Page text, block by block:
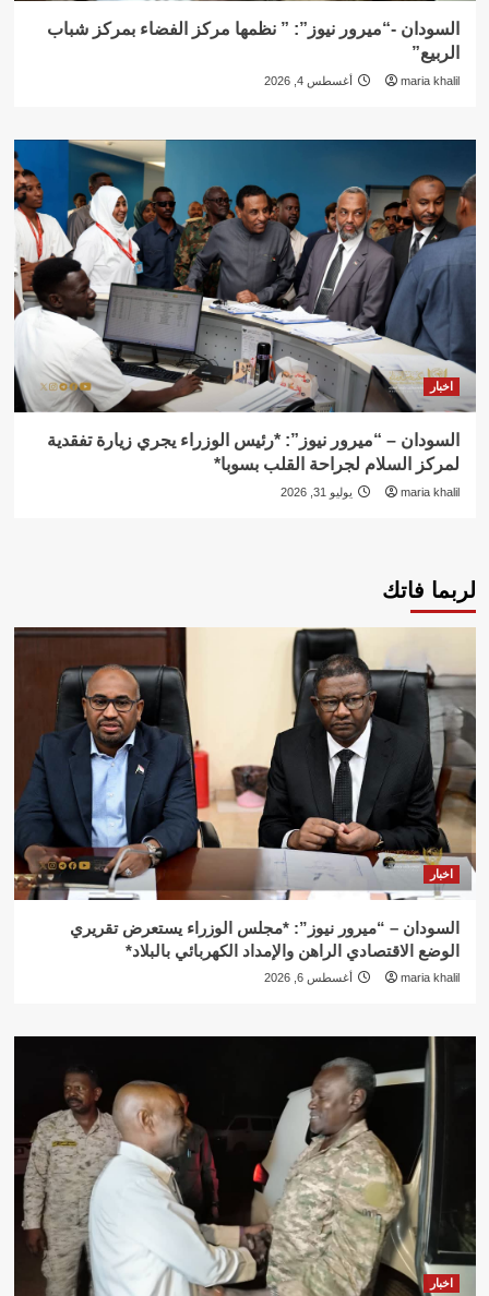
السودان -“ميرور نيوز”: ” نظمها مركز الفضاء بمركز شباب
الربيع”
maria khalil أغسطس 4, 2026
اخبار
السودان – “ميرور نيوز”: *رئيس الوزراء يجري زيارة تفقدية
لمركز السلام لجراحة القلب بسوبا*
maria khalil يوليو 31, 2026
لربما فاتك
اخبار
السودان – “ميرور نيوز”: *مجلس الوزراء يستعرض تقريري
الوضع الاقتصادي الراهن والإمداد الكهربائي بالبلاد*
maria khalil أغسطس 6, 2026
اخبار